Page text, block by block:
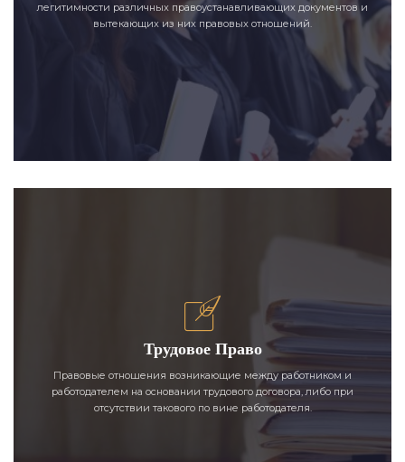
легитимности различных правоустанавливающих документов и
вытекающих из них правовых отношений.
Трудовое Право
Правовые отношения возникающие между работником и
работодателем на основании трудового договора, либо при
отсутствии такового по вине работодателя.